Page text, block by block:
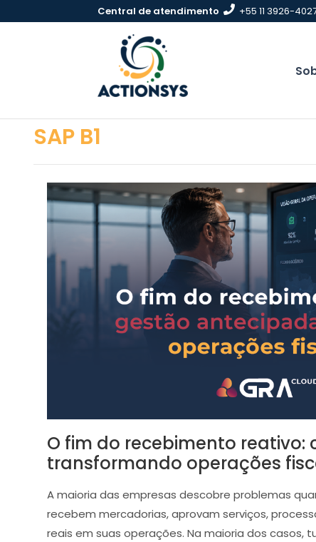
para
Central de atendimento +55 11 3926-
SAP B1
O fim do recebimento
transformando operações
A maioria das empresas descobre problemas
recebem mercadorias, aprovam serviços,
reais em suas operações. Na maioria dos casos,